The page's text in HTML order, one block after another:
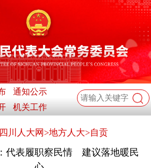
通知公示
机关工作
四川人大网 >地方人大>自贡
代表履职察民情 建议落地暖民